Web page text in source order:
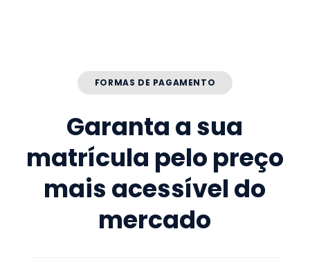
FORMAS DE PAGAMENTO
Garanta a sua
matrícula pelo preço
mais acessível do
mercado